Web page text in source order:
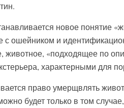
новое понятие
с ошейником и
животное, «подходящее по
характерными для
право умерщвлять
будет только в том